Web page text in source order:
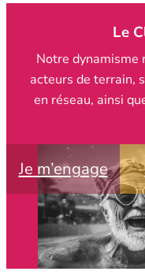
Le
Notre dynamisme
acteurs de terrain,
en réseau, ainsi
Je m’engage